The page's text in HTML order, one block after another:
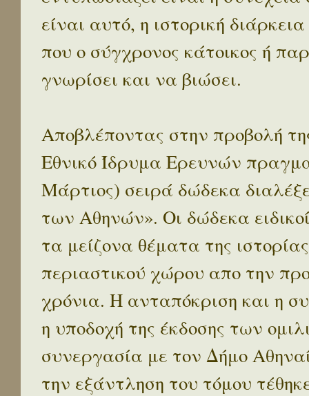
είναι αυτό, η ιστορική
που ο σύγχρονος κάτοικος ή
γνωρίσει και να βιώσει.
Αποβλέποντας στην προβολή
Εθνικό Ίδρυμα Ερευνών
Μάρτιος) σειρά δώδεκα
των Αθηνών». Οι δώδεκα
τα μείζονα θέματα της
περιαστικού χώρου απο την
χρόνια. Η ανταπόκριση και η
η υποδοχή της έκδοσης των
συνεργασία με τον Δήμο
την εξάντληση του τόμου